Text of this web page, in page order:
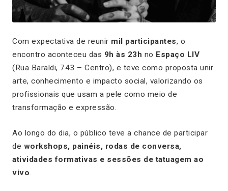
Com expectativa de reunir mil participantes, o
encontro aconteceu das 9h às 23h no Espaço LIV
(Rua Baraldi, 743 – Centro), e teve como proposta unir
arte, conhecimento e impacto social, valorizando os
profissionais que usam a pele como meio de
transformação e expressão.
Ao longo do dia, o público teve a chance de participar
de workshops, painéis, rodas de conversa,
atividades formativas e sessões de tatuagem ao
vivo.